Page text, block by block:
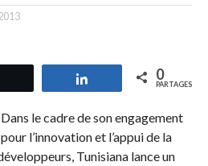
Partagez 0
PARTAGES
Dans le cadre de son engagement
pour l’innovation et l’appui de la
Tunisiana lance un